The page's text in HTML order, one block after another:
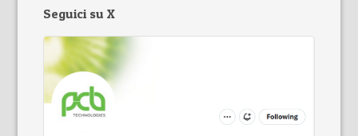
Seguici su X